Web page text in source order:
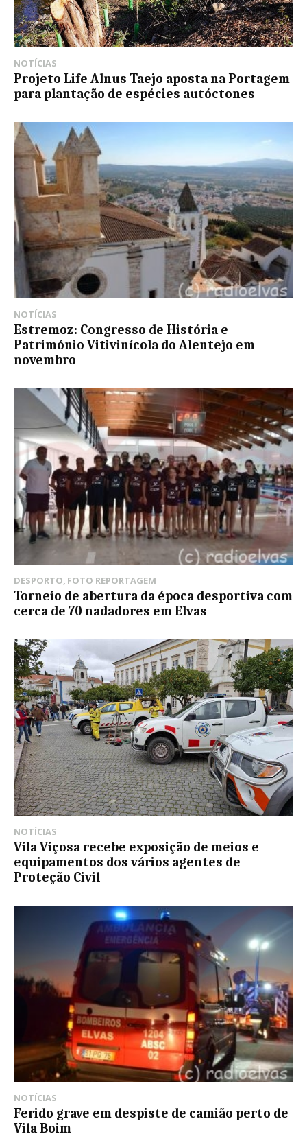
NOTÍCIAS
Projeto Life Alnus Taejo aposta na Portagem
para plantação de espécies autóctones
NOTÍCIAS
Estremoz: Congresso de História e
Património Vitivinícola do Alentejo em
novembro
DESPORTO, FOTO REPORTAGEM
Torneio de abertura da época desportiva com
cerca de 70 nadadores em Elvas
NOTÍCIAS
Vila Viçosa recebe exposição de meios e
equipamentos dos vários agentes de
Proteção Civil
NOTÍCIAS
Ferido grave em despiste de camião perto de
Vila Boim